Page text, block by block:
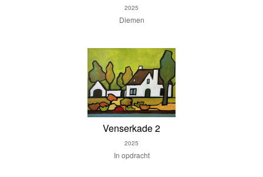
2025
Diemen
Venserkade 2
2025
In opdracht